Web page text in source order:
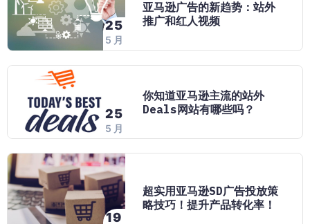
25
5 月
亚马逊广告的新趋势：站外
推广和红人视频
25
5 月
你知道亚马逊主流的站外
Deals网站有哪些吗？
19
超实用亚马逊SD广告投放策
略技巧！提升产品转化率！